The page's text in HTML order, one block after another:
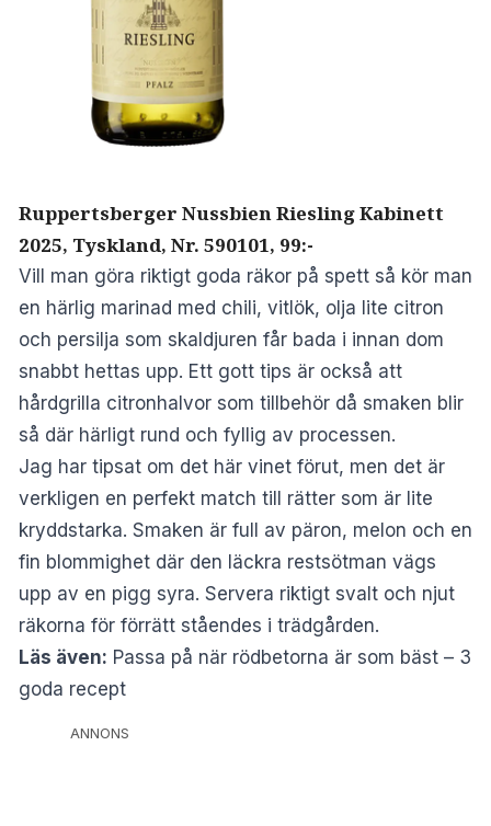
Ruppertsberger Nussbien Riesling Kabinett
2025, Tyskland, Nr. 590101, 99:-
Vill man göra riktigt goda räkor på spett så kör man
en härlig marinad med chili, vitlök, olja lite citron
och persilja som skaldjuren får bada i innan dom
snabbt hettas upp. Ett gott tips är också att
hårdgrilla citronhalvor som tillbehör då smaken blir
så där härligt rund och fyllig av processen.
Jag har tipsat om det här vinet förut, men det är
verkligen en perfekt match till rätter som är lite
kryddstarka. Smaken är full av päron, melon och en
fin blommighet där den läckra restsötman vägs
upp av en pigg syra. Servera riktigt svalt och njut
räkorna för förrätt ståendes i trädgården.
Läs även: Passa på när rödbetorna är som bäst – 3
goda recept
ANNONS